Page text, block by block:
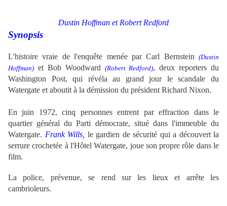
Dustin Hoffman et Robert Redford
Synopsis
L'histoire vraie de l'enquête menée par Carl Bernstein (Dustin
Hoffman) et Bob Woodward (Robert Redford), deux reporters du
Washington Post, qui révéla au grand jour le scandale du
Watergate et aboutit à la démission du président Richard Nixon.
En juin 1972, cinq personnes entrent par effraction dans le
quartier général du Parti démocrate, situé dans l'immeuble du
Watergate. Frank Wills, le gardien de sécurité qui a découvert la
serrure crochetée à l'Hôtel Watergate, joue son propre rôle dans le
film.
La police, prévenue, se rend sur les lieux et arrête les
cambrioleurs.